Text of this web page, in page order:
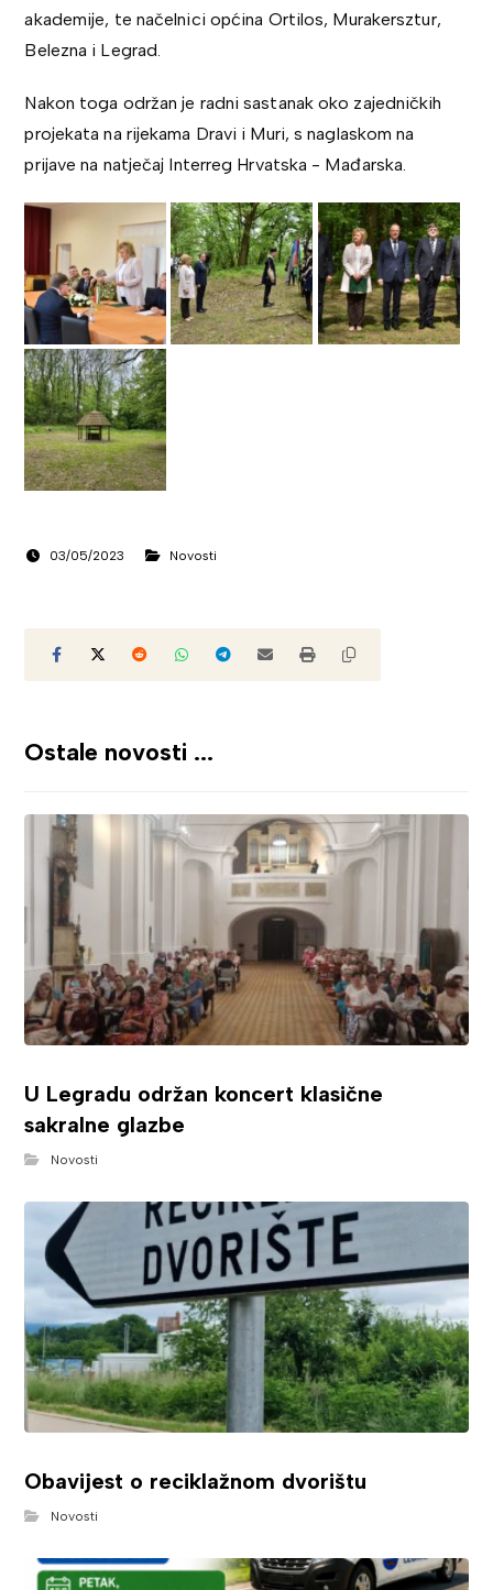
akademije, te načelnici općina Ortilos, Murakersztur,
Belezna i Legrad.
Nakon toga održan je radni sastanak oko zajedničkih
projekata na rijekama Dravi i Muri, s naglaskom na
prijave na natječaj Interreg Hrvatska - Mađarska.
03/05/2023 Novosti
Ostale novosti ...
U Legradu održan koncert klasične
sakralne glazbe
Novosti
Obavijest o reciklažnom dvorištu
Novosti